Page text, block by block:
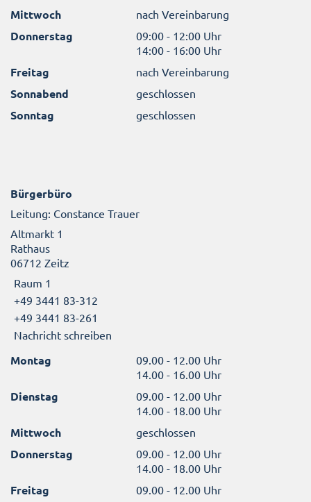
Mittwoch nach Vereinbarung
Donnerstag
09:00 - 12:00 Uhr
14:00 - 16:00 Uhr
Freitag nach Vereinbarung
Sonnabend geschlossen
Sonntag geschlossen
Bürgerbüro
Leitung: Constance Trauer
Altmarkt 1
Rathaus
06712 Zeitz
Raum 1
+49 3441 83-312
+49 3441 83-261
Nachricht schreiben
Montag
09.00 - 12.00 Uhr
14.00 - 16.00 Uhr
Dienstag
09.00 - 12.00 Uhr
14.00 - 18.00 Uhr
Mittwoch geschlossen
Donnerstag
09.00 - 12.00 Uhr
14.00 - 18.00 Uhr
Freitag 09.00 - 12.00 Uhr